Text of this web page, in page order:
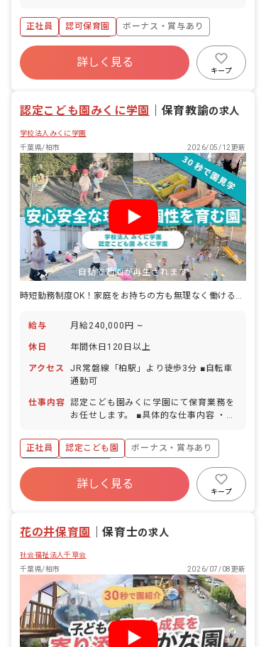
務 ・連絡帳記入 ・週案、月案の記入 ・
保護者対応（アプリ）
正社員 認可保育園
ボーナス・賞与あり
年間休日120日以上
寮・住宅・家賃補助あり
社会保険完備
昇給昇進あり
詳しく見る
キープ
認定こども園みくに学園 保育教諭の求人
学校法人みくに学園
千葉県/柏市
2026/05/12更新
自動で動画が再生されます
給与 月給240,000円 ~
休日 年間休日120日以上
アクセス
JR常磐線「柏駅」より徒歩3分 ■自転車
通勤可
仕事内容 認定こども園みくに学園にて保育業務を
お任せします。 ■具体的な仕事内容 ・乳
正社員
認定こども園
ボーナス・賞与あり
年間休日120日以上
寮・住宅・家賃補助あり
社会保険完備
残業少なめ
詳しく見る
キープ
花の井保育園 ｜保育士の求人
社会福祉法人千草会
千葉県/柏市
2026/07/08更新